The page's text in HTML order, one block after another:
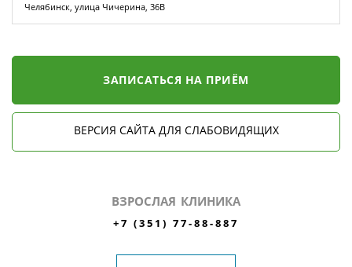
Челябинск, улица Чичерина, 36В
ЗАПИСАТЬСЯ НА ПРИЁМ
ВЕРСИЯ САЙТА ДЛЯ СЛАБОВИДЯЩИХ
ВЗРОСЛАЯ КЛИНИКА
+7 (351) 77-88-887